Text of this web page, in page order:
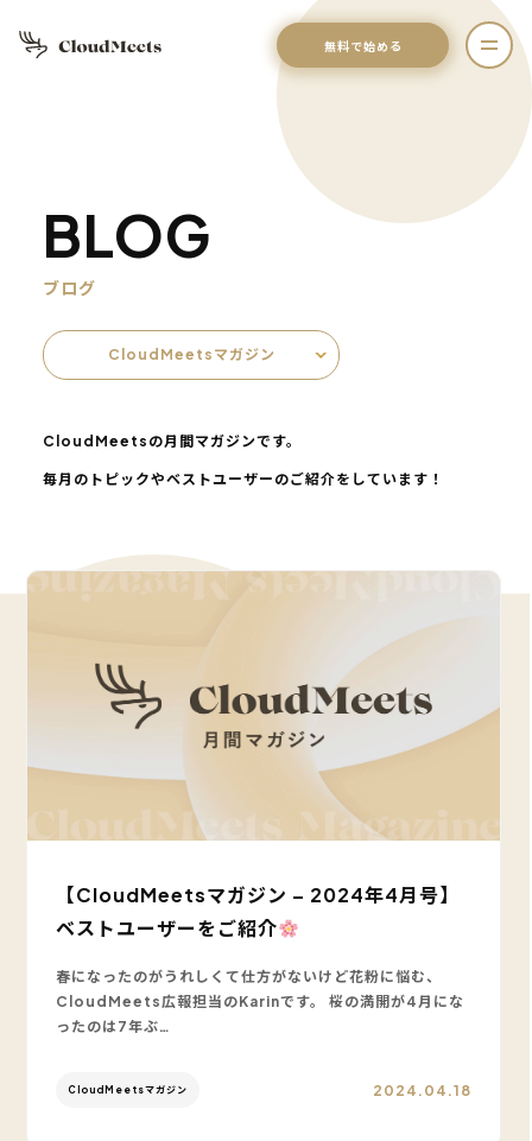
無料で始める
BLOG
ブログ
CloudMeetsマガジン
CloudMeetsの月間マガジンです。
毎月のトピックやベストユーザーのご紹介をしています！
【CloudMeetsマガジン – 2024年4月号】
ベストユーザーをご紹介
春になったのがうれしくて仕方がないけど花粉に悩む、
CloudMeets広報担当のKarinです。 桜の満開が4月にな
ったのは7年ぶ…
CloudMeetsマガジン 2024.04.18